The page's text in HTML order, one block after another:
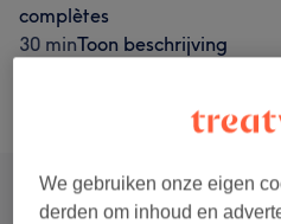
complètes
30 minToon beschrijving
Alle behandelingen
We gebruiken onze eigen
derden om inhoud en